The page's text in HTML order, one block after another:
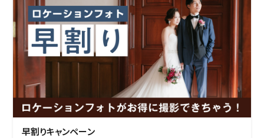
早割りキャンペーン